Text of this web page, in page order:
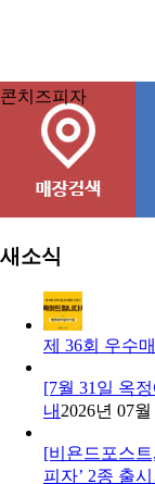
콘치즈피자
새소식
제 36회 우수
[7월 31일 옥
내 2026년 07
[비욘드포스
피자’ 2종 출